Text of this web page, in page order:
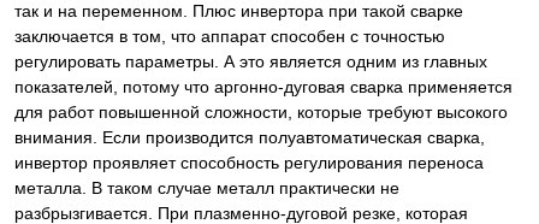
так и на переменном. Плюс инвертора при такой сварке
заключается в том, что аппарат способен с точностью
регулировать параметры. А это является одним из главных
показателей, потому что аргонно-дуговая сварка применяется
для работ повышенной сложности, которые требуют высокого
внимания. Если производится полуавтоматическая сварка,
инвертор проявляет способность регулирования переноса
металла. В таком случае металл практически не
разбрызгивается. При плазменно-дуговой резке, которая